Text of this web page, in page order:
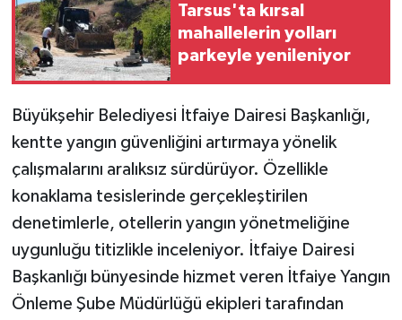
Tarsus'ta kırsal
mahallelerin yolları
parkeyle yenileniyor
Büyükşehir Belediyesi İtfaiye Dairesi Başkanlığı,
kentte yangın güvenliğini artırmaya yönelik
çalışmalarını aralıksız sürdürüyor. Özellikle
konaklama tesislerinde gerçekleştirilen
denetimlerle, otellerin yangın yönetmeliğine
uygunluğu titizlikle inceleniyor. İtfaiye Dairesi
Başkanlığı bünyesinde hizmet veren İtfaiye Yangın
Önleme Şube Müdürlüğü ekipleri tarafından